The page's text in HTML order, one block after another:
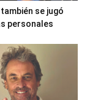
se jugó
personales